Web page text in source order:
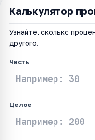
Калькулятор
Узнайте, сколько
другого.
Часть
Целое